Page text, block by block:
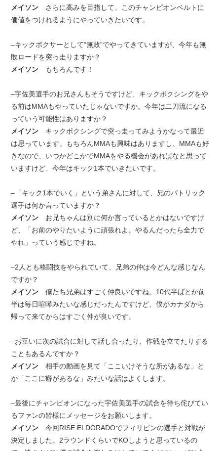
メイソン さらに高みを目指して、このチャンピオンベルトに
価値をつけれるようにやっていきたいです。
–キックボクサーとして“無敗”でやってきていますが、今年も無
敗ロードを突っ走りますか？
メイソン もちろんです！
–宇佐美選手のお兄さんもそうですけど、キックボクシングをや
る前はMMAもやっていたじゃないですか。今年は二刀流になる
っていう可能性はありますか？
メイソン キックボクシングで突っ走ってみようかなって最近
は思っています。もちろんMMAも興味はありますし、MMAも好
きなので、いつかどこかでMMAをやる機会があればなと思って
いますけど、今年はキック1本でいきたいです。
–「キック1本でいく」という弟さんに対して、兄のパトリック
選手は何か言っていますか？
メイソン お兄ちゃんは別に何か言っているとかはないですけ
ど、「お前のやりたいように頑張れよ。やるんだったら全力で
やれ」っていう感じですね。
–2人とも格闘技をやられていて、兄弟の仲は今どんな感じなん
ですか？
メイソン 僕たち兄弟はすごく仲良いですね。10代半ばとか前
半は毎日喧嘩みたいな感じだったんですけど、僕がカナダから
帰って来てからはすごく仲が良いです。
–お互いに次の試合に対して話し合ったり、作戦を立てたりする
こともあるんですか？
メイソン 相手の動画を見て「ここいけそうな所があるな」と
か「ここに癖があるな」みたいな話はよくします。
–最後にチャンピオンになった宇佐美選手の試合を待ち侘びてい
るファンの皆様にメッセージをお願いします。
メイソン 今回RISE ELDORADOでフィリピンの選手と対戦が
決定しました。2ラウンドくらいでKOしようと思っているの